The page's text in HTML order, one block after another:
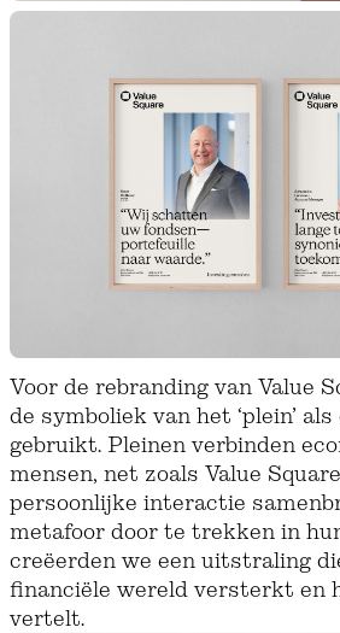
Voor de rebranding van Value
de symboliek van het ‘plein’
gebruikt. Pleinen verbinden
mensen, net zoals Value
persoonlijke interactie
metafoor door te trekken in
creëerden we een uitstraling
financiële wereld versterkt en
vertelt.